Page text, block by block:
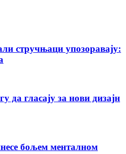
стручњаци упозоравају:
да гласају за нови дизајн
бољем менталном